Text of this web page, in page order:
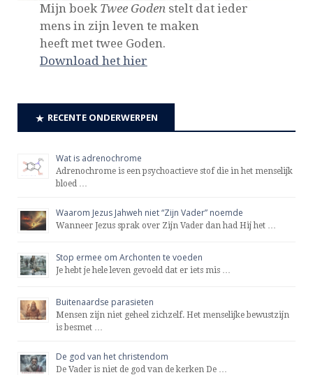
Mijn boek Twee Goden stelt dat ieder
mens in zijn leven te maken
heeft met twee Goden.
Download het hier
RECENTE ONDERWERPEN
Wat is adrenochrome
Adrenochrome is een psychoactieve stof die in het menselijk
bloed …
Waarom Jezus Jahweh niet “Zijn Vader” noemde
Wanneer Jezus sprak over Zijn Vader dan had Hij het …
Stop ermee om Archonten te voeden
Je hebt je hele leven gevoeld dat er iets mis …
Buitenaardse parasieten
Mensen zijn niet geheel zichzelf. Het menselijke bewustzijn
is besmet …
De god van het christendom
De Vader is niet de god van de kerken De …